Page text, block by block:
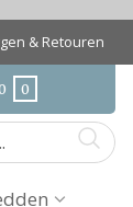
& Retouren
0